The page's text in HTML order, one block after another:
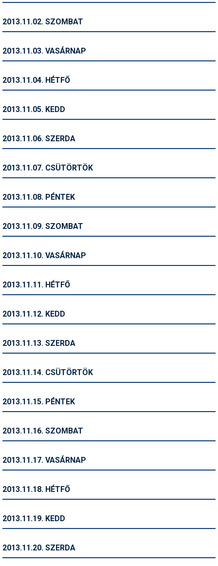
Ingatlan
Kerékpár
Magazinok
Pályázatok
Síbérletárak
Sífelszerelés
Símánia
Síszerviz
Snowboard
2013.11.02. SZOMBAT
2013.11.03. VASÁRNAP
2013.11.04. HÉTFŐ
2013.11.05. KEDD
2013.11.06. SZERDA
2013.11.07. CSÜTÖRTÖK
2013.11.08. PÉNTEK
2013.11.09. SZOMBAT
2013.11.10. VASÁRNAP
2013.11.11. HÉTFŐ
2013.11.12. KEDD
2013.11.13. SZERDA
2013.11.14. CSÜTÖRTÖK
2013.11.15. PÉNTEK
2013.11.16. SZOMBAT
2013.11.17. VASÁRNAP
2013.11.18. HÉTFŐ
2013.11.19. KEDD
2013.11.20. SZERDA